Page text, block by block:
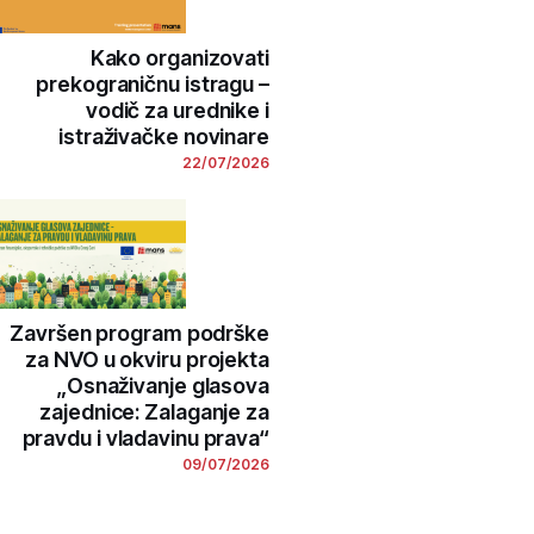
Kako organizovati
prekograničnu istragu –
vodič za urednike i
istraživačke novinare
22/07/2026
Završen program podrške
za NVO u okviru projekta
„Osnaživanje glasova
zajednice: Zalaganje za
pravdu i vladavinu prava“
09/07/2026